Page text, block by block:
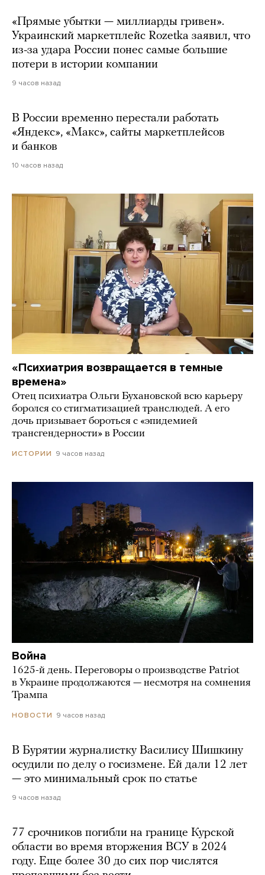
«Прямые убытки — миллиарды гривен».
Украинский маркетплейс Rozetka заявил, что
из-за удара России понес самые большие
потери в истории компании
9 часов назад
В России временно перестали работать
«Яндекс», «Макс», сайты маркетплейсов
и банков
10 часов назад
«Психиатрия возвращается в темные
времена»
Отец психиатра Ольги Бухановской всю карьеру
боролся со стигматизацией транслюдей. А его
дочь призывает бороться с «эпидемией
трансгендерности» в России
ИСТОРИИ 9 часов назад
Война
1625-й день. Переговоры о производстве Patriot
в Украине продолжаются — несмотря на сомнения
Трампа
НОВОСТИ 9 часов назад
В Бурятии журналистку Василису Шишкину
осудили по делу о госизмене. Ей дали 12 лет
— это минимальный срок по статье
9 часов назад
77 срочников погибли на границе Курской
области во время вторжения ВСУ в 2024
году. Еще более 30 до сих пор числятся